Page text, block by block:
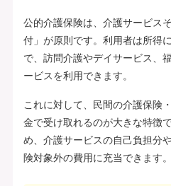
公的介護保険は、介護サービス
付」が原則です。利用者は所得
で、訪問介護やデイサービス、
ービスを利用できます。
これに対して、民間の介護保険
金で受け取れるのが大きな特徴
め、介護サービスの自己負担分
険対象外の費用に充当できます。